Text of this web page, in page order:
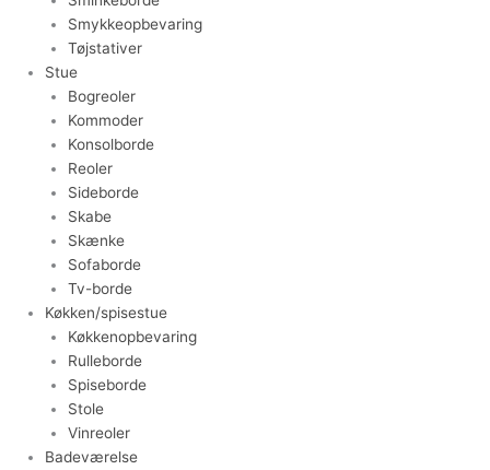
Smykkeopbevaring
Tøjstativer
Stue
Bogreoler
Kommoder
Konsolborde
Reoler
Sideborde
Skabe
Skænke
Sofaborde
Tv-borde
Køkken/spisestue
Køkkenopbevaring
Rulleborde
Spiseborde
Stole
Vinreoler
Badeværelse